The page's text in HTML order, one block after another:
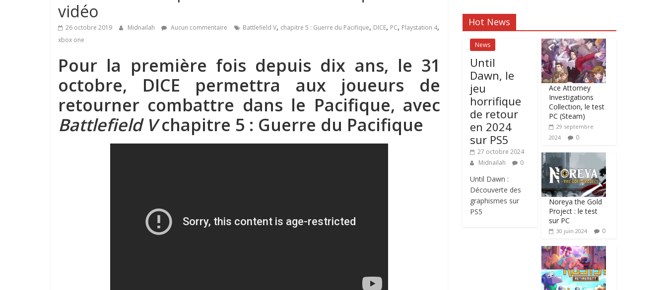
vidéo
26 octobre 2019 Midnailah Aucun commentaire Battlefield V, chapitre 5 : Guerre du Pacifique, DICE, PC, Playstation 4,
xbox one
Pour la première fois depuis dix ans, le 31
octobre, DICE permettra aux joueurs de
retourner combattre dans le Pacifique, avec
Battlefield Vchapitre 5 : Guerre du Pacifique
Hot News
News
Until
Dawn, le
jeu
horrifique
de retour
en 2024
sur PS5
27 octobre 2024
Midnailah
0
Until Dawn :
Découverte des
graphismes sur
PS5
Ace Attorney
Investigations
Collection, le test
PC (Steam)
29 septembre
2024
0
Noreya the Gold
Project : le test
sur PC
30 juin 2024 0